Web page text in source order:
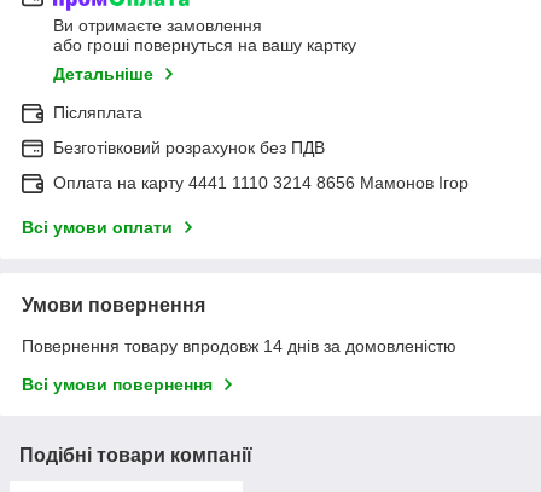
Ви отримаєте замовлення
або гроші повернуться на вашу картку
Детальніше
Післяплата
Безготівковий розрахунок без ПДВ
Оплата на карту 4441 1110 3214 8656 Мамонов Ігор
Всі умови оплати
Умови повернення
Повернення товару впродовж 14 днів за домовленістю
Всі умови повернення
Подібні товари компанії